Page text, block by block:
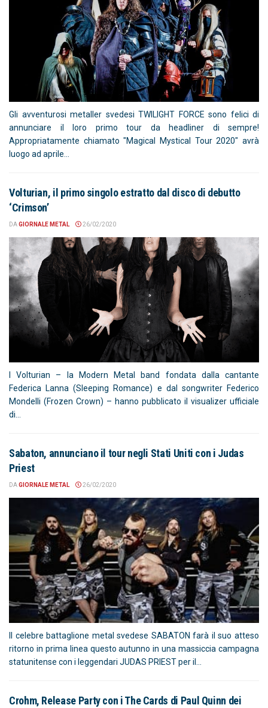
Gli avventurosi metaller svedesi TWILIGHT FORCE sono felici di
annunciare il loro primo tour da headliner di sempre!
Appropriatamente chiamato "Magical Mystical Tour 2020" avrà
luogo ad aprile...
Volturian, il primo singolo estratto dal disco di debutto
‘Crimson’
DAGIORNALE METAL 26/02/2020
I Volturian – la Modern Metal band fondata dalla cantante
Federica Lanna (Sleeping Romance) e dal songwriter Federico
Mondelli (Frozen Crown) – hanno pubblicato il visualizer ufficiale
di...
Sabaton, annunciano il tour negli Stati Uniti con i Judas
Priest
DAGIORNALE METAL 26/02/2020
Il celebre battaglione metal svedese SABATON farà il suo atteso
ritorno in prima linea questo autunno in una massiccia campagna
statunitense con i leggendari JUDAS PRIEST per il...
Crohm, Release Party con i The Cards di Paul Quinn dei